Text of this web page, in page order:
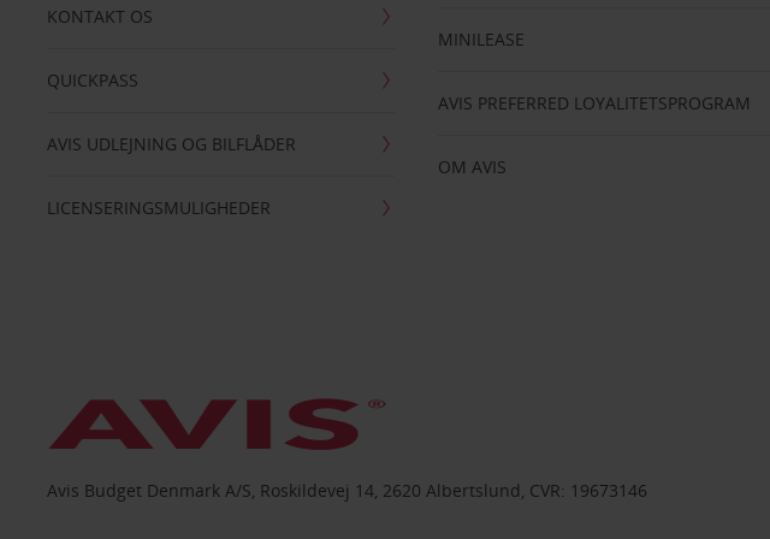
KONTAKT OS
QUICKPASS
AVIS UDLEJNING OG BILFLÅDER
LICENSERINGSMULIGHEDER
MINILEASE
AVIS PREFERRED LOYALITETSPROGRAM
OM AVIS
Avis Budget Denmark A/S, Roskildevej 14, 2620 Albertslund, CVR: 19673146